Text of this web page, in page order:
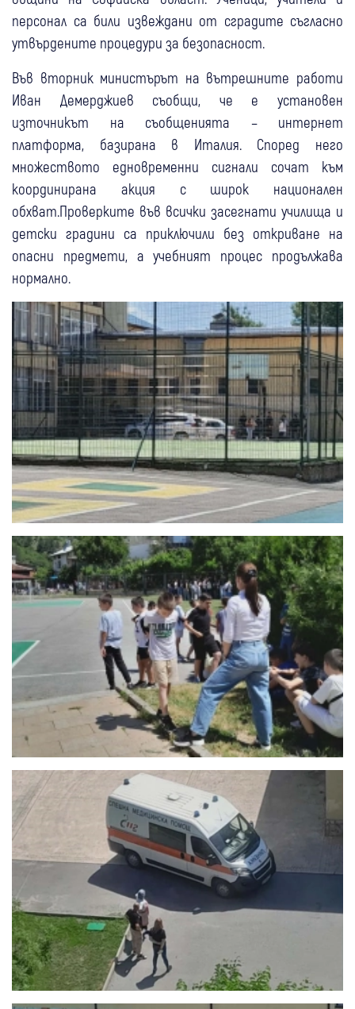
персонал са били извеждани от сградите съгласно
утвърдените процедури за безопасност.
Във вторник министърът на вътрешните работи
Иван Демерджиев съобщи, че е установен
източникът на съобщенията – интернет
платформа, базирана в Италия. Според него
множеството едновременни сигнали сочат към
координирана акция с широк национален
обхват.Проверките във всички засегнати училища и
детски градини са приключили без откриване на
опасни предмети, а учебният процес продължава
нормално.